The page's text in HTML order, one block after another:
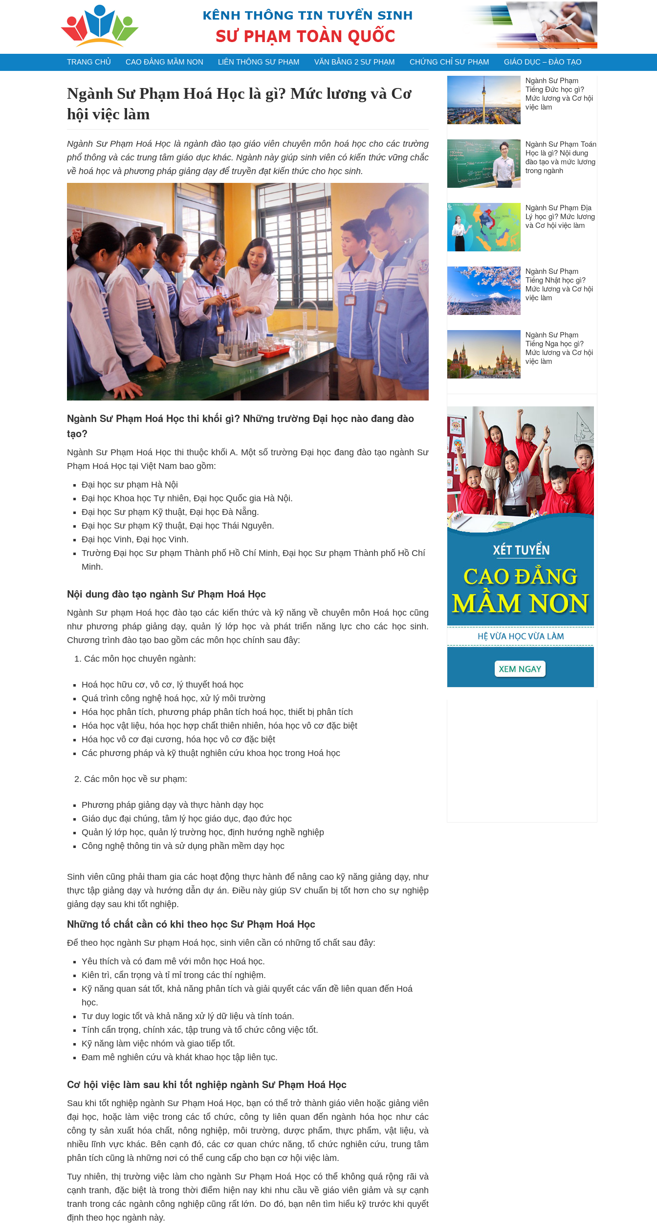
TRANG CHỦ CAO ĐẲNG MẦM NON LIÊN THÔNG SƯ PHẠM VĂN BẰNG 2 SƯ PHẠM CHỨNG CHỈ SƯ PHẠM GIÁO DỤC – ĐÀO TẠO
Ngành Sư Phạm Hoá Học là gì? Mức lương và Cơ
hội việc làm
Ngành Sư Phạm Hoá Học là ngành đào tạo giáo viên chuyên môn hoá học cho các trường
phổ thông và các trung tâm giáo dục khác. Ngành này giúp sinh viên có kiến thức vững chắc
về hoá học và phương pháp giảng dạy để truyền đạt kiến thức cho học sinh.
Ngành Sư Phạm Hoá Học thi khối gì? Những trường Đại học nào đang đào
tạo?
Ngành Sư Phạm Hoá Học thi thuộc khối A. Một số trường Đại học đang đào tạo ngành Sư
Phạm Hoá Học tại Việt Nam bao gồm:
Đại học sư phạm Hà Nội
Đại học Khoa học Tự nhiên, Đại học Quốc gia Hà Nội.
Đại học Sư phạm Kỹ thuật, Đại học Đà Nẵng.
Đại học Sư phạm Kỹ thuật, Đại học Thái Nguyên.
Đại học Vinh, Đại học Vinh.
Trường Đại học Sư phạm Thành phố Hồ Chí Minh, Đại học Sư phạm Thành phố Hồ Chí
Minh.
Nội dung đào tạo ngành Sư Phạm Hoá Học
Ngành Sư phạm Hoá học đào tạo các kiến thức và kỹ năng về chuyên môn Hoá học cũng
như phương pháp giảng dạy, quản lý lớp học và phát triển năng lực cho các học sinh.
Chương trình đào tạo bao gồm các môn học chính sau đây:
Các môn học chuyên ngành:
Hoá học hữu cơ, vô cơ, lý thuyết hoá học
Quá trình công nghệ hoá học, xử lý môi trường
Hóa học phân tích, phương pháp phân tích hoá học, thiết bị phân tích
Hóa học vật liệu, hóa học hợp chất thiên nhiên, hóa học vô cơ đặc biệt
Hóa học vô cơ đại cương, hóa học vô cơ đặc biệt
Các phương pháp và kỹ thuật nghiên cứu khoa học trong Hoá học
Các môn học về sư phạm:
Phương pháp giảng dạy và thực hành dạy học
Giáo dục đại chúng, tâm lý học giáo dục, đạo đức học
Quản lý lớp học, quản lý trường học, định hướng nghề nghiệp
Công nghệ thông tin và sử dụng phần mềm dạy học
Sinh viên cũng phải tham gia các hoạt động thực hành để nâng cao kỹ năng giảng dạy, như
thực tập giảng dạy và hướng dẫn dự án. Điều này giúp SV chuẩn bị tốt hơn cho sự nghiệp
giảng dạy sau khi tốt nghiệp.
Những tố chất cần có khi theo học Sư Phạm Hoá Học
Để theo học ngành Sư phạm Hoá học, sinh viên cần có những tố chất sau đây:
Yêu thích và có đam mê với môn học Hoá học.
Kiên trì, cẩn trọng và tỉ mỉ trong các thí nghiệm.
Kỹ năng quan sát tốt, khả năng phân tích và giải quyết các vấn đề liên quan đến Hoá
học.
Tư duy logic tốt và khả năng xử lý dữ liệu và tính toán.
Tính cẩn trọng, chính xác, tập trung và tổ chức công việc tốt.
Kỹ năng làm việc nhóm và giao tiếp tốt.
Đam mê nghiên cứu và khát khao học tập liên tục.
Cơ hội việc làm sau khi tốt nghiệp ngành Sư Phạm Hoá Học
Sau khi tốt nghiệp ngành Sư Phạm Hoá Học, bạn có thể trở thành giáo viên hoặc giảng viên
đại học, hoặc làm việc trong các tổ chức, công ty liên quan đến ngành hóa học như các
công ty sản xuất hóa chất, nông nghiệp, môi trường, dược phẩm, thực phẩm, vật liệu, và
nhiều lĩnh vực khác. Bên cạnh đó, các cơ quan chức năng, tổ chức nghiên cứu, trung tâm
phân tích cũng là những nơi có thể cung cấp cho bạn cơ hội việc làm.
Tuy nhiên, thị trường việc làm cho ngành Sư Phạm Hoá Học có thể không quá rộng rãi và
cạnh tranh, đặc biệt là trong thời điểm hiện nay khi nhu cầu về giáo viên giảm và sự cạnh
tranh trong các ngành công nghiệp cũng rất lớn. Do đó, bạn nên tìm hiểu kỹ trước khi quyết
định theo học ngành này.
Ngành Sư Phạm
Tiếng Đức học gì?
Mức lương và Cơ hội
việc làm
Ngành Sư Phạm Toán
Học là gì? Nội dung
đào tạo và mức lương
trong ngành
Ngành Sư Phạm Địa
Lý học gì? Mức lương
và Cơ hội việc làm
Ngành Sư Phạm
Tiếng Nhật học gì?
Mức lương và Cơ hội
việc làm
Ngành Sư Phạm
Tiếng Nga học gì?
Mức lương và Cơ hội
việc làm